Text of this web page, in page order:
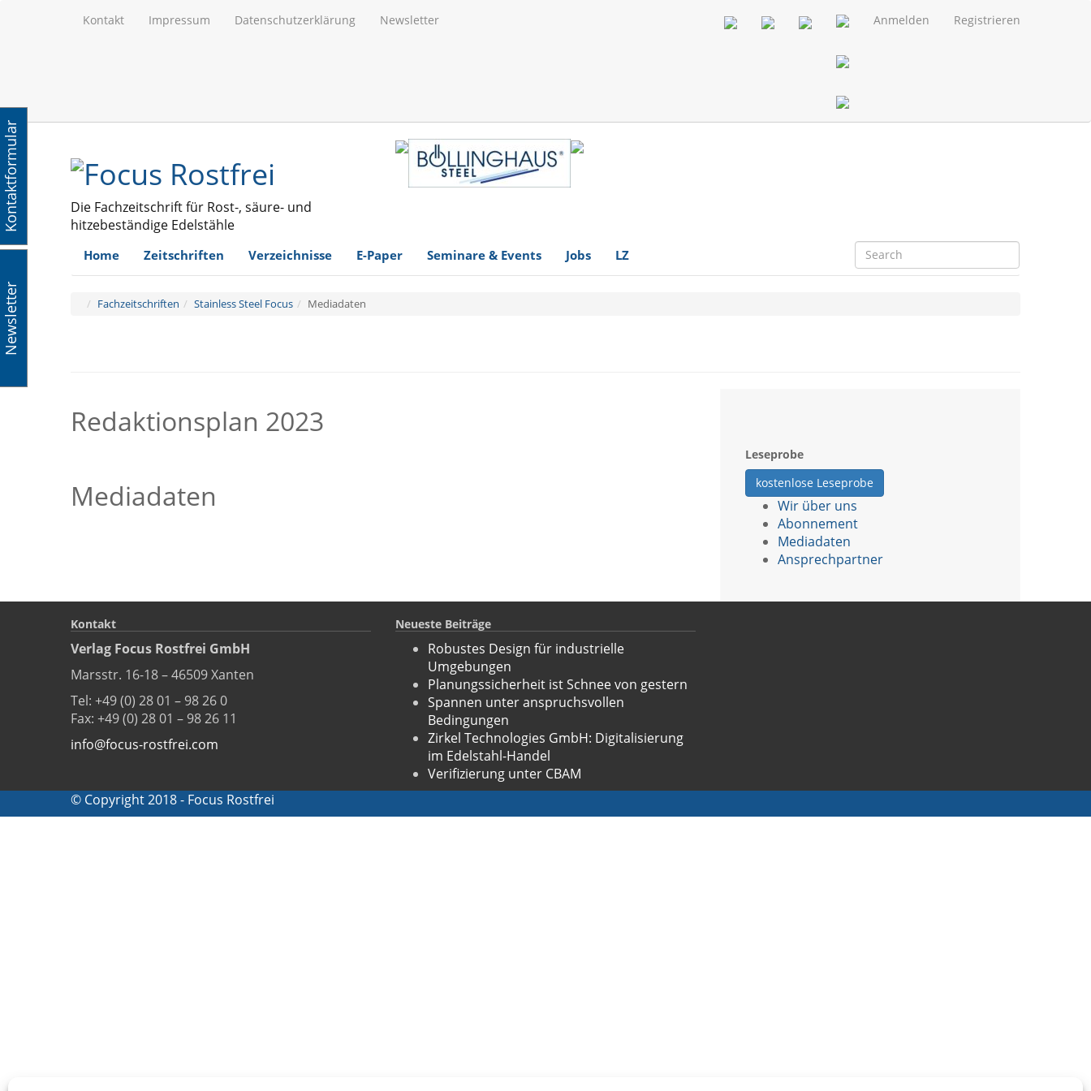
Kontakt Impressum Datenschutzerklärung Newsletter Anmelden Registrieren
Die Fachzeitschrift für Rost-, säure- und
hitzebeständige Edelstähle
Home Zeitschriften Verzeichnisse E-Paper Seminare & Events Jobs LZ
Fachzeitschriften Stainless Steel Focus Mediadaten
Redaktionsplan 2023
Mediadaten
Leseprobe
kostenlose Leseprobe
Wir über uns
Abonnement
Mediadaten
Ansprechpartner
Kontakt
Verlag Focus Rostfrei GmbH
Marsstr. 16-18 – 46509 Xanten
Tel: +49 (0) 28 01 – 98 26 0
Fax: +49 (0) 28 01 – 98 26 11
info@focus-rostfrei.com
Neueste Beiträge
Robustes Design für industrielle
Umgebungen
Planungssicherheit ist Schnee von gestern
Spannen unter anspruchsvollen
Bedingungen
Zirkel Technologies GmbH: Digitalisierung
im Edelstahl-Handel
Verifizierung unter CBAM
© Copyright 2018 - Focus Rostfrei
Newsletter
Kontaktformular